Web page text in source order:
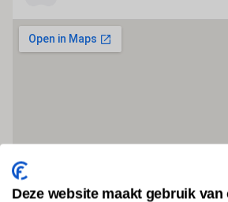
Deze website maakt gebruik